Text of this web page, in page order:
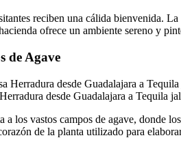
reciben una cálida bienvenida.
ofrece un ambiente sereno y
de Agave
desde Guadalajara a Tequila
los vastos campos de agave, donde
de la planta utilizado para